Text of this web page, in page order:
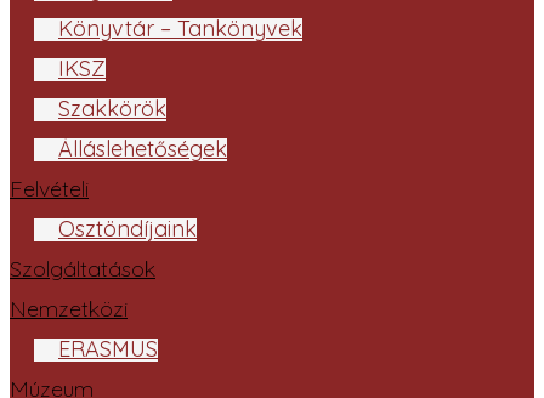
Könyvtár – Tankönyvek
IKSZ
Szakkörök
Álláslehetőségek
Felvételi
Ösztöndíjaink
Szolgáltatások
Nemzetközi
ERASMUS
Múzeum